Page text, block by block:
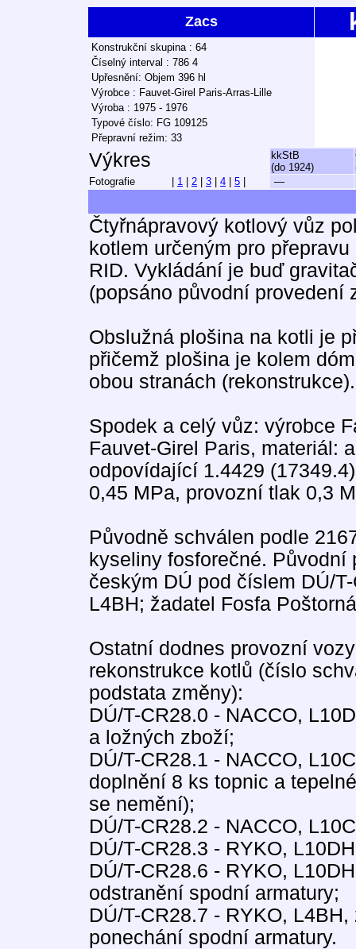
Zacs
Konstrukční skupina : 64
Číselný interval : 786 4
Upřesnění: Objem 396 hl
Výrobce : Fauvet-Girel Paris-Arras-Lille
Výroba : 1975 - 1976
Typové číslo: FG 109125
Přepravní režim: 33
Výkres
kkStB
(do 1924)
Fotografie
1 2 3 4 5 —
Čtyřnápravový kotlový vůz
kotlem určeným pro
RID. Vykládání je buď
(popsáno původní provedení
Obslužná plošina na kotli je
přičemž plošina je kolem
obou stranách (rekonstrukce).
Spodek a celý vůz: výrobce
Fauvet-Girel Paris, materiál:
odpovídající 1.4429
0,45 MPa, provozní tlak 0,3
Původně schválen podle
kyseliny fosforečné.
českým DÚ pod číslem DÚ/
L4BH; žadatel Fosfa
Ostatní dodnes provozní
rekonstrukce kotlů (číslo
podstata změny):
DÚ/T-CR28.0 - NACCO,
a ložných zboží;
DÚ/T-CR28.1 - NACCO,
doplnění 8 ks topnic a
se nemění);
DÚ/T-CR28.2 - NACCO,
DÚ/T-CR28.3 - RYKO,
DÚ/T-CR28.6 - RYKO,
odstranění spodní armatury;
DÚ/T-CR28.7 - RYKO,
ponechání spodní armatury.